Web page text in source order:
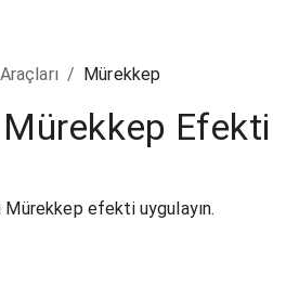
/ Mürekkep
Efekti
efekti uygulayın.